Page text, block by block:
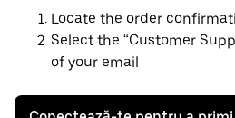
Locate the order
Select the “Customer
of your email